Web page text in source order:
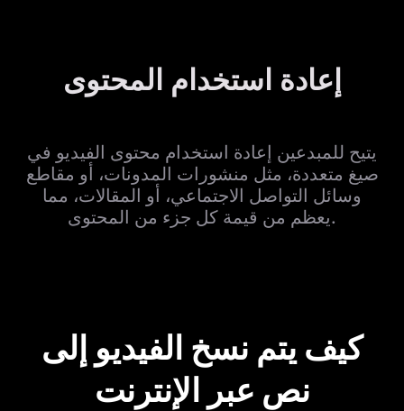
إعادة استخدام المحتوى
يتيح للمبدعين إعادة استخدام محتوى الفيديو في
صيغ متعددة، مثل منشورات المدونات، أو مقاطع
وسائل التواصل الاجتماعي، أو المقالات، مما
يعظم من قيمة كل جزء من المحتوى.
كيف يتم نسخ الفيديو إلى
نص عبر الإنترنت